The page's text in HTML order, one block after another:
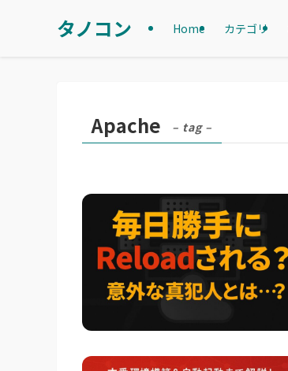
タノコン Home カテゴリ
Apache – tag –